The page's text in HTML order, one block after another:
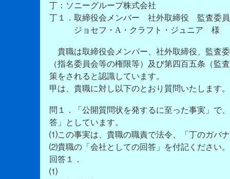
丁：ソニーグループ株式会社
丁１．取締役会メンバー 社外取締役 監査委
ジョセフ・A・クラフト・ジュニア 様
貴職は取締役会メンバー、社外取締役、監査
（指名委員会等の権限等）及び第四百五条（監
策をされると認識しています。
甲は、貴職に対し以下のとおり質問いたします。
問１．「公開質問状を発するに至った事実」で
答」としています。
⑴この事実は、貴職の職責で法令、「丁のガバ
⑵貴職の「会社としての回答」を付記ください。
回答１．
⑴